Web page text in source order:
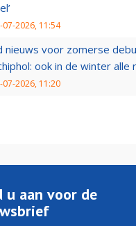
07-2026, 11:54
nieuws voor zomerse
ook in de winter alle
07-2026, 11:20
u aan voor de